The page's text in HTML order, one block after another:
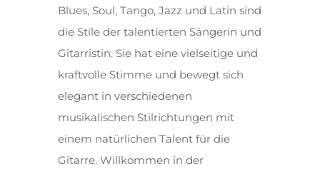
Blues, Soul, Tango, Jazz und Latin sind
die Stile der talentierten Sängerin und
Gitarristin. Sie hat eine vielseitige und
kraftvolle Stimme und bewegt sich
elegant in verschiedenen
musikalischen Stilrichtungen mit
einem natürlichen Talent für die
Gitarre. Willkommen in der